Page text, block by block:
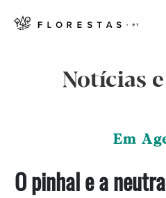
Notícias
Em
O pinhal e a